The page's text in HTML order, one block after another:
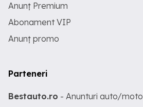
Anunț Premium
Abonament VIP
Anunț promo
Parteneri
Bestauto.ro - Anunturi auto/moto